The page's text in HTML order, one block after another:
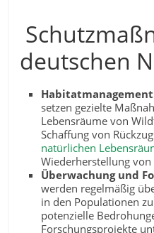
deutschen
setzen gezielte
Lebensräume von
Schaffung von
natürlichen
Wiederherstellung
Überwachung und
werden regelmäßig
in den Populationen
potenzielle
Forschungsprojekte